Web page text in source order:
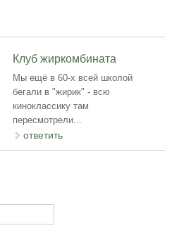
Клуб жиркомбината
Мы ещё в 60-х всей школой
бегали в "жирик" - всю
киноклассику там
пересмотрели...
ответить